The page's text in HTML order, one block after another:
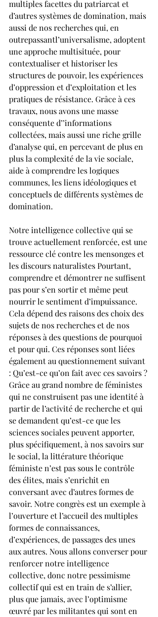
multiples facettes du patriarcat et
d’autres systèmes de domination, mais
aussi de nos recherches qui, en
outrepassantl’universalisme, adoptent
une approche multisituée, pour
contextualiser et historiser les
structures de pouvoir, les expériences
d’oppression et d’exploitation et les
pratiques de résistance. Grâce à ces
travaux, nous avons une masse
conséquente d’’informations
collectées, mais aussi une riche grille
d’analyse qui, en percevant de plus en
plus la complexité de la vie sociale,
aide à comprendre les logiques
communes, les liens idéologiques et
conceptuels de différents systèmes de
domination.
Notre intelligence collective qui se
trouve actuellement renforcée, est une
ressource clé contre les mensonges et
les discours naturalistes Pourtant,
comprendre et démontrer ne suffisent
pas pour s’en sortir et même peut
nourrir le sentiment d’impuissance.
Cela dépend des raisons des choix des
sujets de nos recherches et de nos
réponses à des questions de pourquoi
et pour qui. Ces réponses sont liées
également au questionnement suivant
: Qu’est-ce qu’on fait avec ces savoirs ?
Grâce au grand nombre de féministes
qui ne construisent pas une identité à
partir de l’activité de recherche et qui
se demandent qu’est-ce que les
sciences sociales peuvent apporter,
plus spécifiquement, à nos savoirs sur
le social, la littérature théorique
féministe n’est pas sous le contrôle
des élites, mais s’enrichit en
conversant avec d’autres formes de
savoir. Notre congrès est un exemple à
l’ouverture et l’accueil des multiples
formes de connaissances,
d’expériences, de passages des unes
aux autres. Nous allons converser pour
renforcer notre intelligence
collective, donc notre pessimisme
collectif qui est en train de s’allier,
plus que jamais, avec l’optimisme
œuvré par les militantes qui sont en